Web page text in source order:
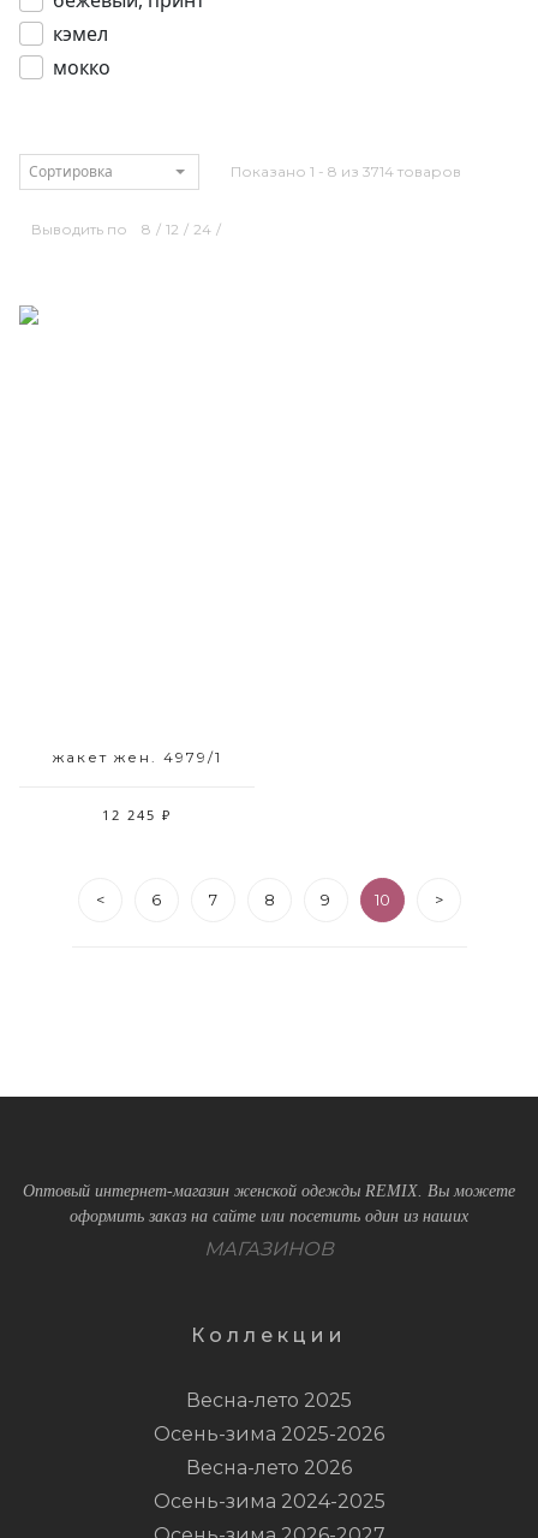
кэмел
мокко
Сортировка Показано 1 - 8 из 3714 товаров
Выводить по 8 / 12 / 24 /
жакет жен. 4979/1
12 245 ₽
< 6 7 8 9 10 >
Оптовый интернет-магазин женской одежды REMIX. Вы можете
оформить заказ на сайте или посетить один из наших
МАГАЗИНОВ
Коллекции
Весна-лето 2025
Осень-зима 2025-2026
Весна-лето 2026
Осень-зима 2024-2025